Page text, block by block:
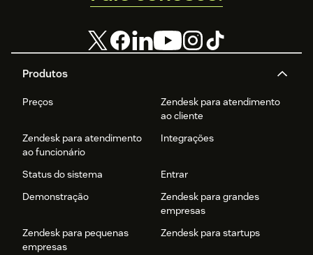
Produtos
Preços
Zendesk para atendimento
ao cliente
Zendesk para atendimento
ao funcionário
Integrações
Status do sistema
Entrar
Demonstração
Zendesk para grandes
empresas
Zendesk para pequenas
empresas
Zendesk para startups